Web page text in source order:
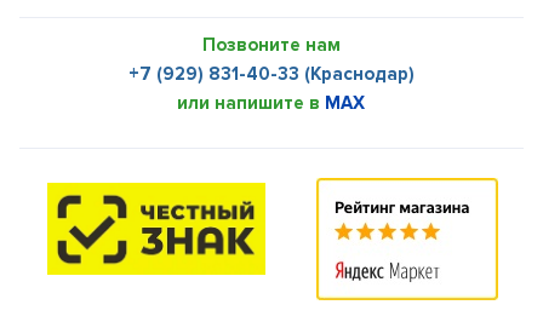
Позвоните нам
+7 (929) 831-40-33 (Краснодар)
или напишите в MAX